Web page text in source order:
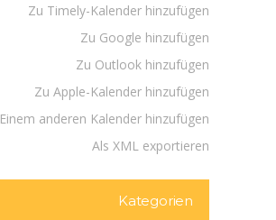
Zu Timely-Kalender hinzufügen
Zu Google hinzufügen
Zu Outlook hinzufügen
Zu Apple-Kalender hinzufügen
Einem anderen Kalender hinzufügen
Als XML exportieren
Kategorien